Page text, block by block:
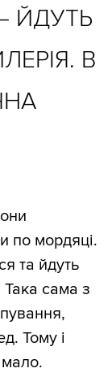
ЙДУТЬ
В
по мордяці.
та йдуть
сама з
Тому і
мало.